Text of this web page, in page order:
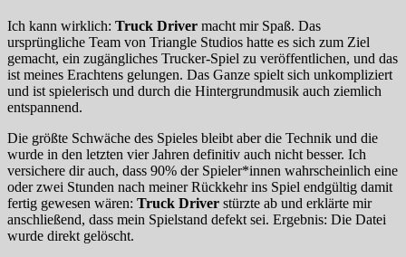
Ich kann wirklich: Truck Driver macht mir Spaß. Das
ursprüngliche Team von Triangle Studios hatte es sich zum Ziel
gemacht, ein zugängliches Trucker-Spiel zu veröffentlichen, und das
ist meines Erachtens gelungen. Das Ganze spielt sich unkompliziert
und ist spielerisch und durch die Hintergrundmusik auch ziemlich
entspannend.
Die größte Schwäche des Spieles bleibt aber die Technik und die
wurde in den letzten vier Jahren definitiv auch nicht besser. Ich
versichere dir auch, dass 90% der Spieler*innen wahrscheinlich eine
oder zwei Stunden nach meiner Rückkehr ins Spiel endgültig damit
fertig gewesen wären: Truck Driver stürzte ab und erklärte mir
anschließend, dass mein Spielstand defekt sei. Ergebnis: Die Datei
wurde direkt gelöscht.